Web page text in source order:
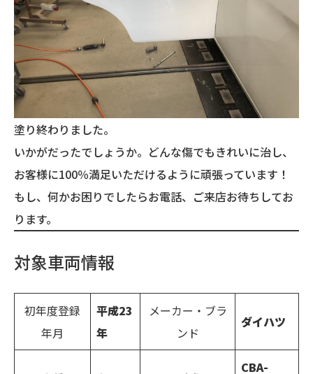
塗り終わりました。
いかがだったでしょうか。どんな傷でもきれいに治し、
お客様に100％満足いただけるように頑張っています！
もし、何かお困りでしたらお電話、ご来店お待ちしてお
ります。
対象車両情報
初年度登録
年月
平成23
年
メーカー・ブラ
ンド
ダイハツ
CBA-